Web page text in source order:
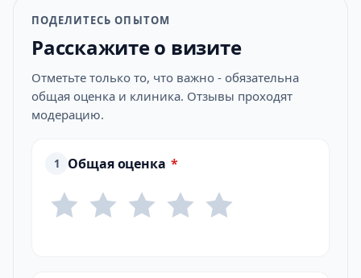
ПОДЕЛИТЕСЬ ОПЫТОМ
Расскажите о визите
Отметьте только то, что важно - обязательна
общая оценка и клиника. Отзывы проходят
модерацию.
1 Общая оценка *